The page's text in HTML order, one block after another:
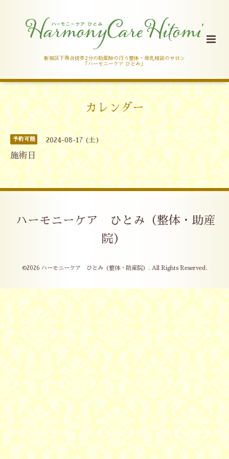
新宿区下落合徒歩2分の助産師の行う整体・母乳相談のサロン
「ハーモニーケア ひとみ」
カレンダー
予約可能 2024-08-17 (土)
施術日
ハーモニーケア ひとみ（整体・助産
院）
©2026 ハーモニーケア ひとみ（整体・助産院） . All Rights Reserved.